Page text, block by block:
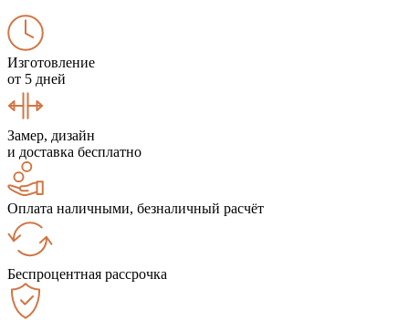
Изготовление
от 5 дней
Замер, дизайн
и доставка бесплатно
Оплата наличными, безналичный расчёт
Беспроцентная рассрочка